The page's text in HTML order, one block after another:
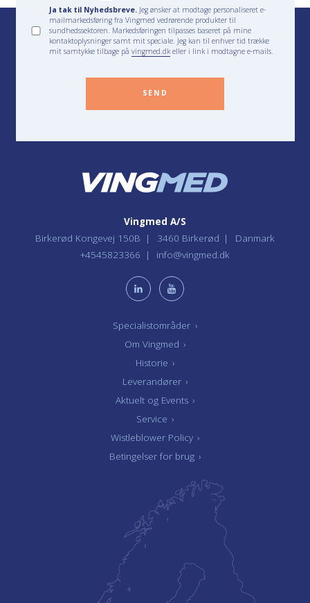
Ja tak til Nyhedsbreve. Jeg ønsker at modtage personaliseret e-
mailmarkedsføring fra Vingmed vedrørende produkter til
sundhedssektoren. Markedsføringen tilpasses baseret på mine
kontaktoplysninger samt mit speciale. Jeg kan til enhver tid trække
mit samtykke tilbage påvingmed.dkeller i link i modtagne e-mails.
SEND
Specialistområder ›
Om Vingmed ›
Historie ›
Leverandører ›
Aktuelt og Events ›
Service ›
Wistleblower Policy ›
Betingelser for brug ›
Vingmed A/S
Birkerød Kongevej 150B
3460 Birkerød
Danmark
+4545823366
info@vingmed.dk